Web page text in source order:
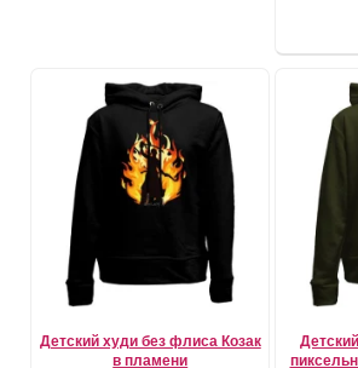
Детский худи без флиса Козак
в пламени